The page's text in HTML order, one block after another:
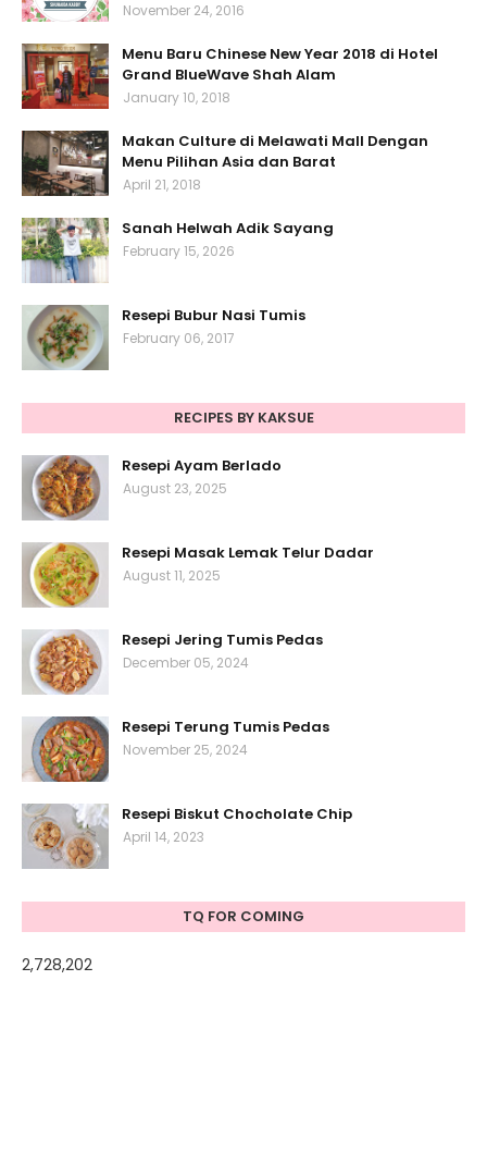
November 24, 2016
Menu Baru Chinese New Year 2018 di Hotel
Grand BlueWave Shah Alam
January 10, 2018
Makan Culture di Melawati Mall Dengan
Menu Pilihan Asia dan Barat
April 21, 2018
Sanah Helwah Adik Sayang
February 15, 2026
Resepi Bubur Nasi Tumis
February 06, 2017
RECIPES BY KAKSUE
Resepi Ayam Berlado
August 23, 2025
Resepi Masak Lemak Telur Dadar
August 11, 2025
Resepi Jering Tumis Pedas
December 05, 2024
Resepi Terung Tumis Pedas
November 25, 2024
Resepi Biskut Chocholate Chip
April 14, 2023
TQ FOR COMING
2,728,202